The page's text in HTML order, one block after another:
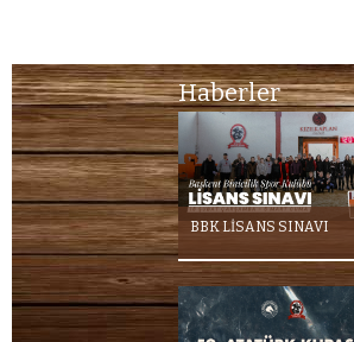
Haberler
BBK LİSANS SINAVI